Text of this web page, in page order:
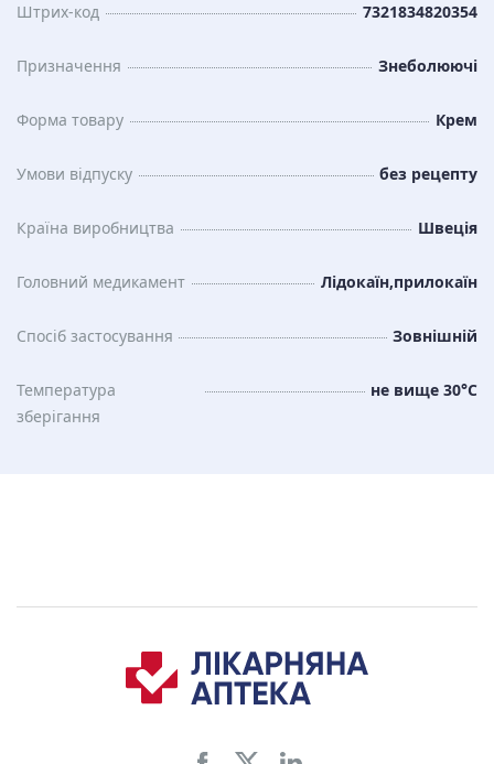
Штрих-код 7321834820354
Призначення Знеболюючі
Форма товару Крем
Умови відпуску без рецепту
Країна виробництва Швеція
Головний медикамент Лідокаїн,прилокаїн
Спосіб застосування Зовнішній
Температура
зберiгання
не вище 30°C